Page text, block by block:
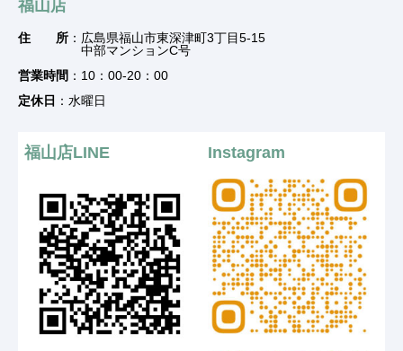
福山店
住 所 ：広島県福山市東深津町3丁目5-15
中部マンションC号
営業時間 ：10：00-20：00
定休日 ：水曜日
福山店LINE Instagram